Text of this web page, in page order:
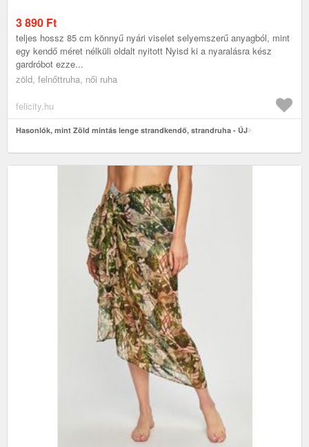
3 890 Ft
teljes hossz 85 cm könnyű nyári viselet selyemszerű anyagból, mint
egy kendő méret nélküli oldalt nyitott Nyisd ki a nyaralásra kész
gardróbot ezze...
zöld, felnőttruha, női ruha
felicity.hu
Hasonlók, mint Zöld mintás lenge strandkendő, strandruha - ÚJ